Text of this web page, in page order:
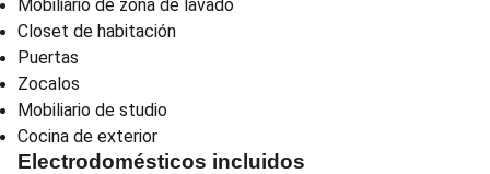
Mobiliario de zona de lavado
Closet de habitación
Puertas
Zocalos
Mobiliario de studio
Cocina de exterior
Electrodomésticos incluidos